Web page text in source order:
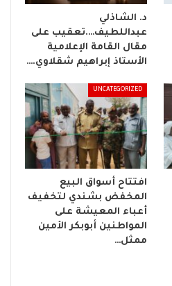
د. الشاذلي
عبداللطيف….تعقيب على
مقال القامة الإعلامية
الأستاذ إبراهيم شقلاوي.…
UNCATEGORIZED
افتتاح أسواق البيع
المخفض بشندي لتخفيف
أعباء المعيشة على
المواطنين أبوبكر الأمين
ممثل…